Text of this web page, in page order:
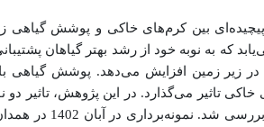
بین کرم‌های خاکی و پوشش گیاهی
که به نوبه خود از رشد بهتر گیاهان
زیر زمین افزایش می‌دهد. پوشش گیاهی با
تاثیر می‌گذارد. در این پژوهش، تاثیر
شد.